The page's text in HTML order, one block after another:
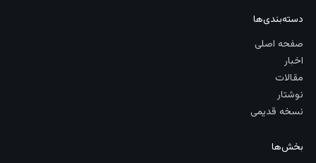
دسته‌بندی‌ها
صفحه اصلی
اخبار
مقالات
نوشتار
نسخه قدیمی
بخش‌ها